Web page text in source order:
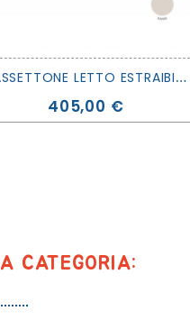
C
ASSETTONE LETTO ESTRAIBILE - MUBA
Prezzo
405,00 €
CATEGORIA: